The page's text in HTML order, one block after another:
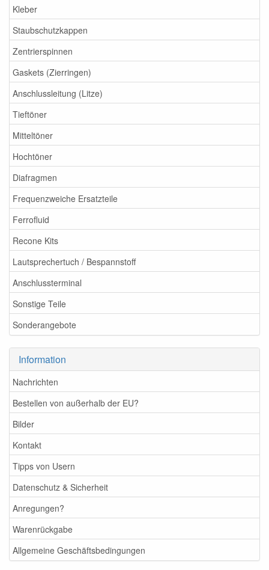
Kleber
Staubschutzkappen
Zentrierspinnen
Gaskets (Zierringen)
Anschlussleitung (Litze)
Tieftöner
Mitteltöner
Hochtöner
Diafragmen
Frequenzweiche Ersatzteile
Ferrofluid
Recone Kits
Lautsprechertuch / Bespannstoff
Anschlussterminal
Sonstige Teile
Sonderangebote
Information
Nachrichten
Bestellen von außerhalb der EU?
Bilder
Kontakt
Tipps von Usern
Datenschutz & Sicherheit
Anregungen?
Warenrückgabe
Allgemeine Geschäftsbedingungen